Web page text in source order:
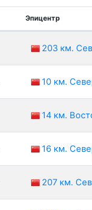
Эпицентр
203 км.
10 км.
14 км.
16 км.
207 км.